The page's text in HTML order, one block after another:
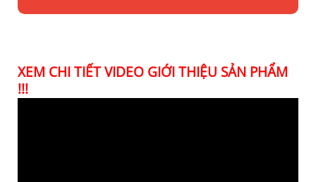
XEM CHI TIẾT VIDEO GIỚI THIỆU SẢN PHẨM
!!!